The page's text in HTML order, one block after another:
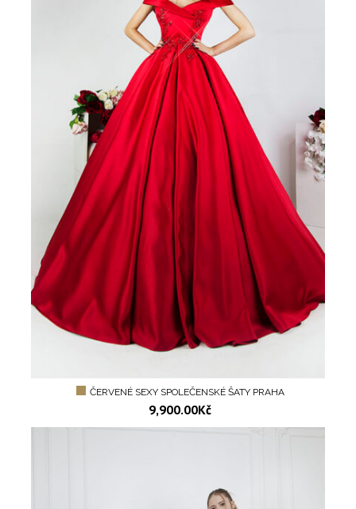
ČERVENÉ SEXY SPOLEČENSKÉ ŠATY PRAHA
9,900.00Kč